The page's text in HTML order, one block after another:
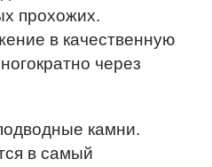
прохожих.
в качественную
через
камни.
в самый